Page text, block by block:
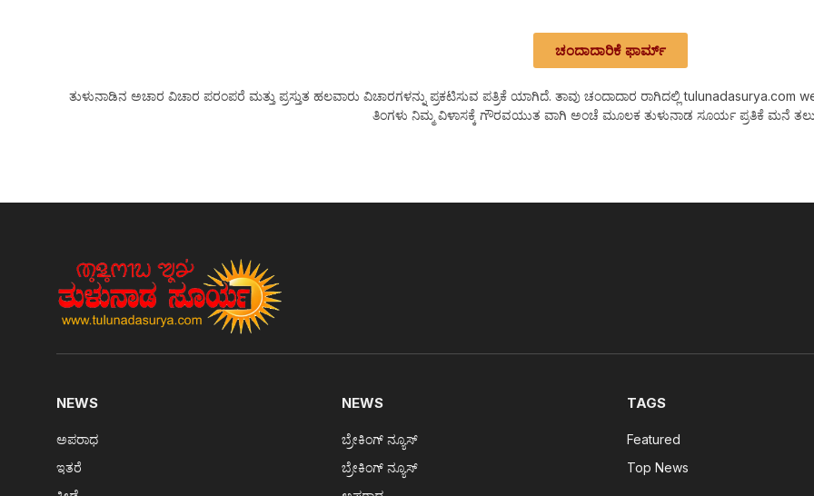
ಚಂದಾದಾರಿಕೆ ಫಾರ್ಮ್
ತುಳುನಾಡಿನ ಅಚಾರ ವಿಚಾರ ಪರಂಪರೆ ಮತ್ತು ಪ್ರಸ್ತುತ ಹಲವಾರು ವಿಚಾರಗಳನ್ನು ಪ್ರಕಟಿಸುವ ಪತ್ರಿಕೆ ಯಾಗಿದೆ. ತಾವು ಚಂದಾದಾರ ರಾಗಿದಲ್ಲಿ tulunadasurya.com
ತಿಂಗಳು ನಿಮ್ಮ ವಿಳಾಸಕ್ಕೆ ಗೌರವಯುತ ವಾಗಿ ಅಂಚೆ ಮೂಲಕ ತುಳುನಾಡ ಸೂರ್ಯ ಪ್ರತಿಕೆ ಮನೆ
NEWS
ಅಪರಾಧ
ಇತರೆ
NEWS
ಬ್ರೇಕಿಂಗ್ ನ್ಯೂಸ್
ಬ್ರೇಕಿಂಗ್ ನ್ಯೂಸ್
TAGS
Featured
Top News